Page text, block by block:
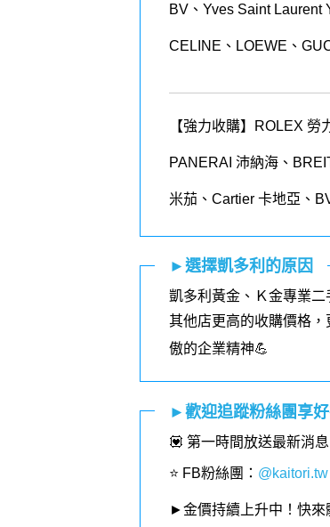
BV、Yves Saint Laurent
CELINE、LOEWE、
【強力收購】ROLEX 勞
PANERAI 沛納海、
米茄、 Cartier 卡地亞、
►選擇凱多利的原因
凱多利黃金、Ｋ金專業
其他店更高的收購價格
傲的企業精神💪
►歡迎追蹤粉絲團享
💟 第一時間放送最新消
⭐️ FB粉絲團 ： @kaitori.tw
►金價持續上升中！快來